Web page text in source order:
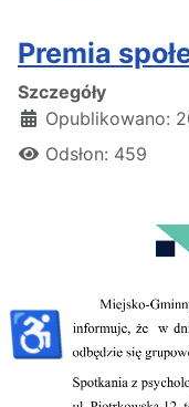
Premia
Szczegóły
Opublikowano:
Odsłon: 459